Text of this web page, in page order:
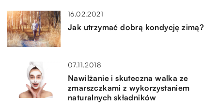
16.02.2021
Jak utrzymać dobrą kondycję zimą?
07.11.2018
Nawilżanie i skuteczna walka ze
zmarszczkami z wykorzystaniem
naturalnych składników